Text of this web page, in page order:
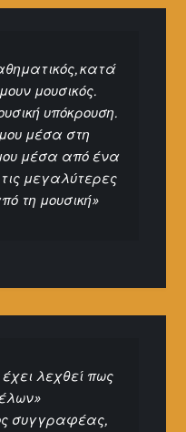
κατά
μουσικός.
υπόκρουση.
μέσα στη
μέσα από ένα
μεγαλύτερες
τη μουσική»
λεχθεί πως
συγγραφέας,